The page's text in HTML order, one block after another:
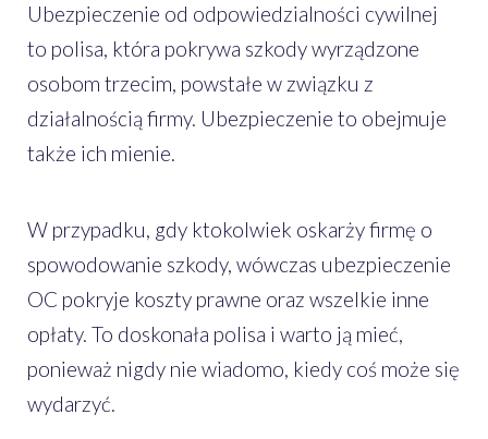
Ubezpieczenie od odpowiedzialności cywilnej
to polisa, która pokrywa szkody wyrządzone
osobom trzecim, powstałe w związku z
działalnością firmy. Ubezpieczenie to obejmuje
także ich mienie.
W przypadku, gdy ktokolwiek oskarży firmę o
spowodowanie szkody, wówczas ubezpieczenie
OC pokryje koszty prawne oraz wszelkie inne
opłaty. To doskonała polisa i warto ją mieć,
ponieważ nigdy nie wiadomo, kiedy coś może się
wydarzyć.